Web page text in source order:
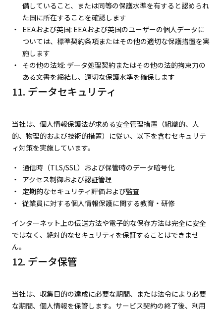
備していること、または同等の保護水準を有すると認められ
た国に所在することを確認します
EEAおよび英国: EEAおよび英国のユーザーの個人データに
ついては、標準契約条項またはその他の適切な保護措置を実
施します
その他の法域: データ処理契約またはその他の法的拘束力の
ある文書を締結し、適切な保護水準を確保します
11. データセキュリティ
当社は、個人情報保護法が求める安全管理措置（組織的、人
的、物理的および技術的措置）に従い、以下を含むセキュリテ
ィ対策を実施しています。
通信時（TLS/SSL）および保管時のデータ暗号化
アクセス制御および認証管理
定期的なセキュリティ評価および監査
従業員に対する個人情報保護に関する教育・研修
インターネット上の伝送方法や電子的な保存方法は完全に安全
ではなく、絶対的なセキュリティを保証することはできませ
ん。
12. データ保管
当社は、収集目的の達成に必要な期間、または法令により必要
な期間、個人情報を保管します。サービス契約の終了後、利用